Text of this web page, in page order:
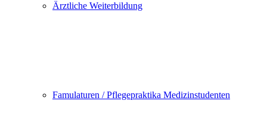
Ärztliche Weiterbildung
Famulaturen / Pflegepraktika Medizinstudenten